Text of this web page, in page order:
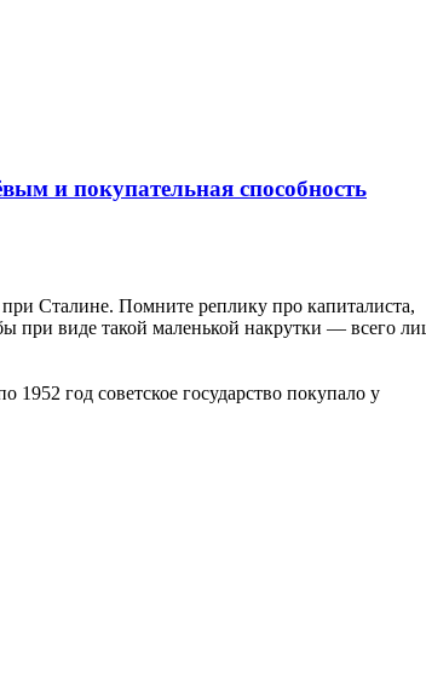
и покупательная способность
Сталине. Помните реплику про капиталиста,
при виде такой маленькой накрутки — всего
1952 год советское государство покупало у